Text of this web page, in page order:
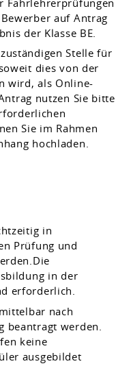
auf Antrag
der Klasse BE.
Stelle für
dies von der
wird, als Online-
nutzen Sie bitte
Sie im Rahmen
hochladen.
in
Prüfung und
in der
erforderlich.
nach
beantragt werden.
keine
ausgebildet